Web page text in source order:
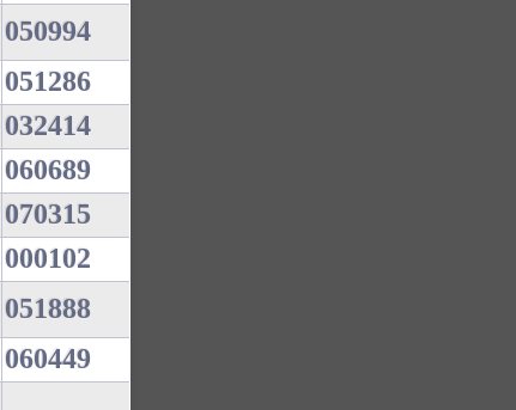
050994
051286
032414
060689
070315
000102
051888
060449